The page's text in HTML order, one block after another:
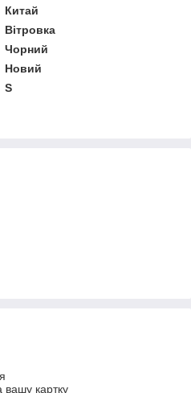
Китай
Вітровка
Чорний
Новий
S
вашу картку